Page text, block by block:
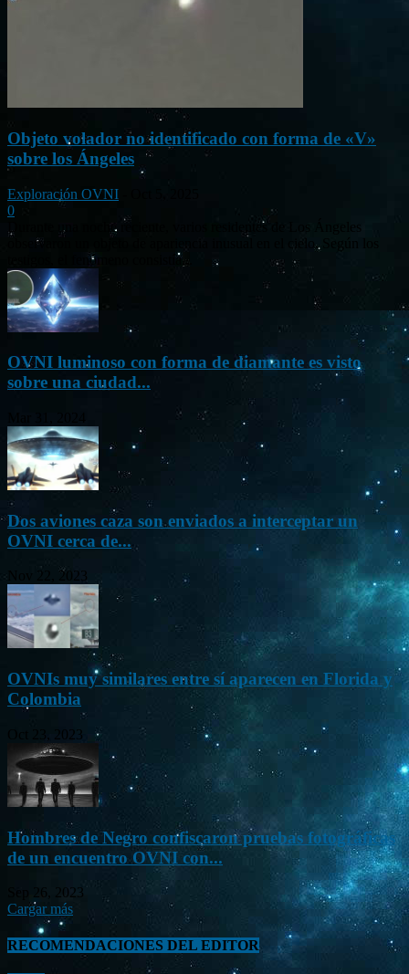
Objeto volador no identificado con forma de «V»
sobre los Ángeles
Exploración OVNI
0
Durante una noche reciente, varios residentes de Los Ángeles
observaron un objeto de apariencia inusual en el cielo. Según los
testigos, el fenómeno consistía...
OVNI luminoso con forma de diamante es visto
sobre una ciudad...
Dos aviones caza son enviados a interceptar un
OVNI cerca de...
Nov 22, 2023
OVNIs muy similares entre sí aparecen en Florida y
Colombia
Oct 23, 2023
Hombres de Negro confiscaron pruebas fotográficas
de un encuentro OVNI con...
Sep 26, 2023
Cargar más
RECOMENDACIONES DEL EDITOR